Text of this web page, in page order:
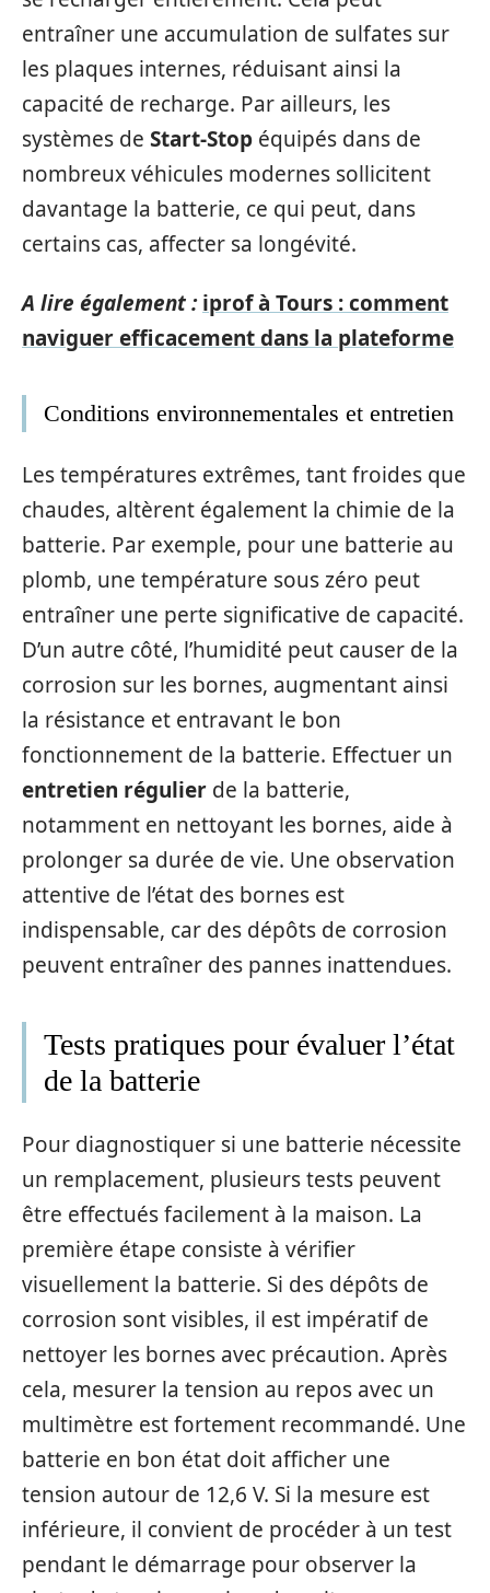
entraîner une accumulation de sulfates sur
les plaques internes, réduisant ainsi la
capacité de recharge. Par ailleurs, les
systèmes de Start-Stop équipés dans de
nombreux véhicules modernes sollicitent
davantage la batterie, ce qui peut, dans
certains cas, affecter sa longévité.
A lire également : iprof à Tours : comment
naviguer efficacement dans la plateforme
Conditions environnementales et entretien
Les températures extrêmes, tant froides que
chaudes, altèrent également la chimie de la
batterie. Par exemple, pour une batterie au
plomb, une température sous zéro peut
entraîner une perte significative de capacité.
D’un autre côté, l’humidité peut causer de la
corrosion sur les bornes, augmentant ainsi
la résistance et entravant le bon
fonctionnement de la batterie. Effectuer un
entretien régulier de la batterie,
notamment en nettoyant les bornes, aide à
prolonger sa durée de vie. Une observation
attentive de l’état des bornes est
indispensable, car des dépôts de corrosion
peuvent entraîner des pannes inattendues.
Tests pratiques pour évaluer l’état
de la batterie
Pour diagnostiquer si une batterie nécessite
un remplacement, plusieurs tests peuvent
être effectués facilement à la maison. La
première étape consiste à vérifier
visuellement la batterie. Si des dépôts de
corrosion sont visibles, il est impératif de
nettoyer les bornes avec précaution. Après
cela, mesurer la tension au repos avec un
multimètre est fortement recommandé. Une
batterie en bon état doit afficher une
tension autour de 12,6 V. Si la mesure est
inférieure, il convient de procéder à un test
pendant le démarrage pour observer la